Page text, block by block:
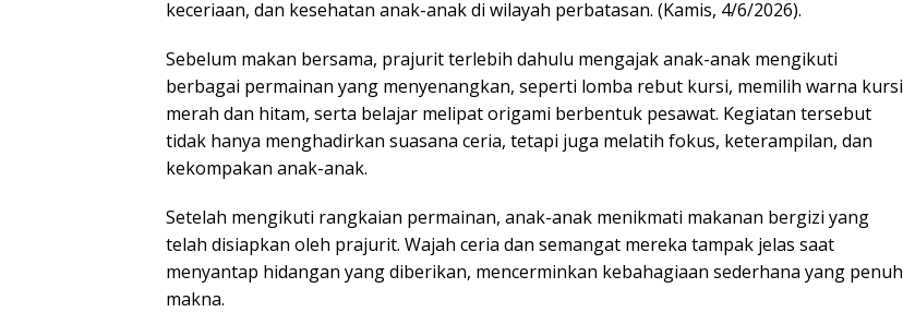
keceriaan, dan kesehatan anak-anak di wilayah perbatasan. (Kamis, 4/6/2026).
Sebelum makan bersama, prajurit terlebih dahulu mengajak anak-anak mengikuti
berbagai permainan yang menyenangkan, seperti lomba rebut kursi, memilih warna kursi
merah dan hitam, serta belajar melipat origami berbentuk pesawat. Kegiatan tersebut
tidak hanya menghadirkan suasana ceria, tetapi juga melatih fokus, keterampilan, dan
kekompakan anak-anak.
Setelah mengikuti rangkaian permainan, anak-anak menikmati makanan bergizi yang
telah disiapkan oleh prajurit. Wajah ceria dan semangat mereka tampak jelas saat
menyantap hidangan yang diberikan, mencerminkan kebahagiaan sederhana yang penuh
makna.